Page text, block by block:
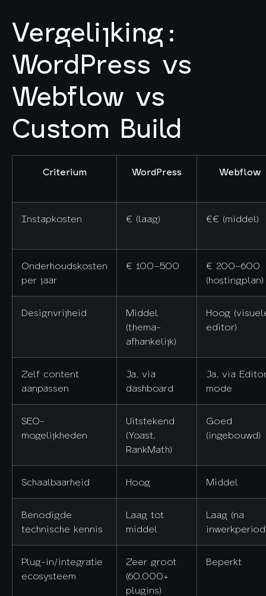
Vergelijking:
WordPress vs
Webflow vs
Custom Build
Criterium WordPress Webflow
Instapkosten € (laag) €€ (middel)
Onderhoudskosten
per jaar
€ 100–500
€ 200–600
(hostingplan)
Designvrijheid
Middel
(thema-
afhankelijk)
Hoog
editor)
Zelf content
aanpassen
Ja, via
dashboard
Ja, via
mode
SEO-
mogelijkheden
Uitstekend
(Yoast,
RankMath)
Goed
(ingebouwd)
Schaalbaarheid Hoog Middel
Benodigde
technische kennis
Laag tot
middel
Laag (na
Plug-in/integratie
ecosysteem
Zeer groot
(60.000+
plugins)
Beperkt